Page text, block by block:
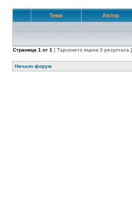
Теми Автор
Страница 1 от 1 [ Търсенето върна 0 резултата ]
Начало форум